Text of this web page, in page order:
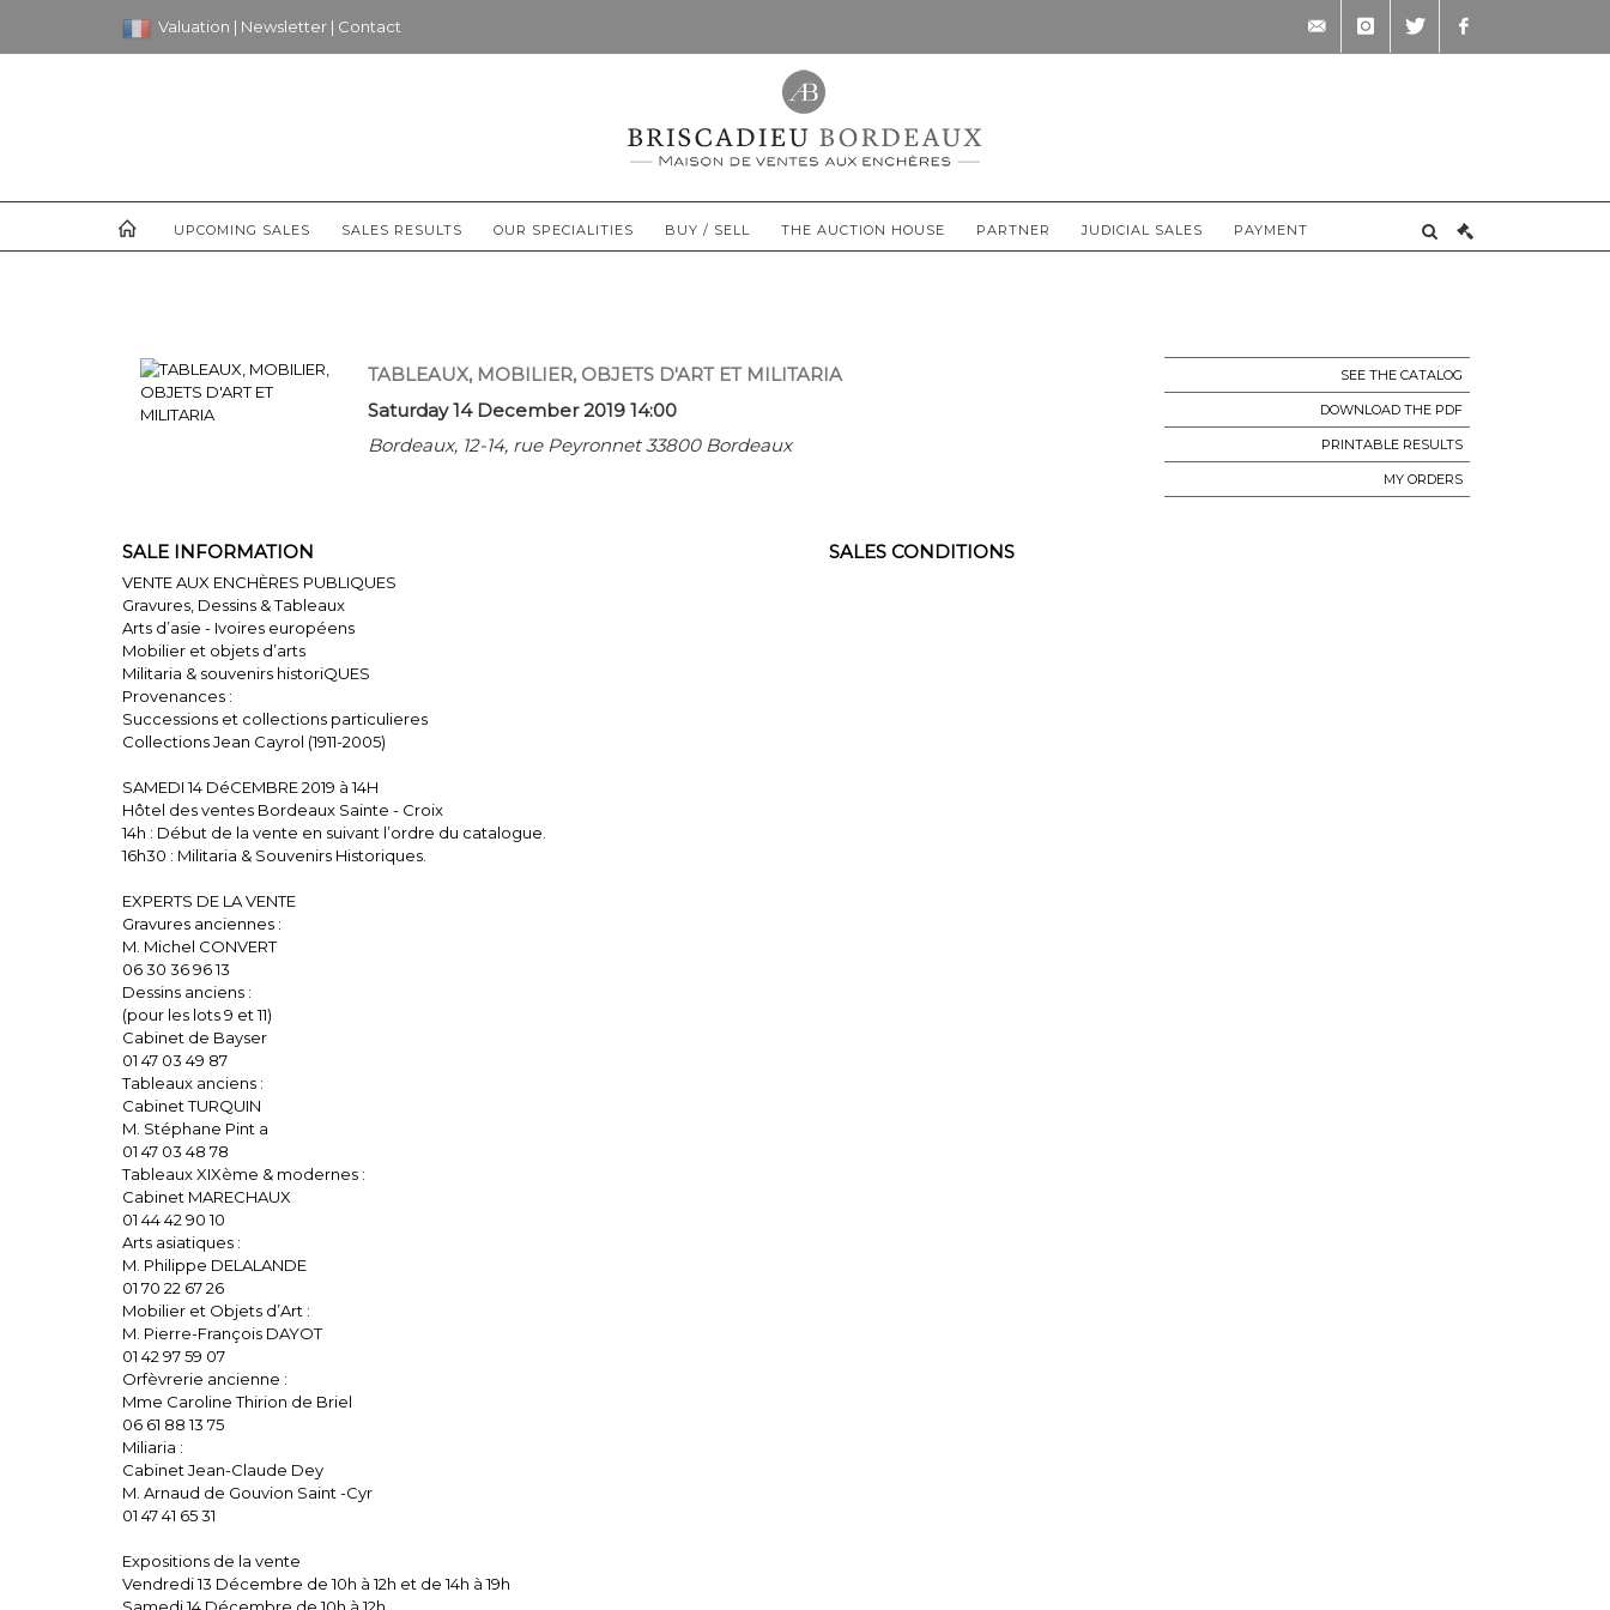
Valuation | Newsletter | Contact
UPCOMING SALES SALES RESULTS OUR SPECIALITIES BUY / SELL THE AUCTION HOUSE PARTNER JUDICIAL SALES PAYMENT
TABLEAUX, MOBILIER, OBJETS D'ART ET MILITARIA
Saturday 14 December 2019 14:00
Bordeaux, 12-14, rue Peyronnet 33800 Bordeaux
SEE THE CATALOG
DOWNLOAD THE PDF
PRINTABLE RESULTS
MY ORDERS
SALE INFORMATION
VENTE AUX ENCHÈRES PUBLIQUES
Gravures, Dessins & Tableaux
Arts d’asie - Ivoires européens
Mobilier et objets d’arts
Militaria & souvenirs historiQUES
Provenances :
Successions et collections particulieres
Collections Jean Cayrol (1911-2005)
SAMEDI 14 DéCEMBRE 2019 à 14H
Hôtel des ventes Bordeaux Sainte - Croix
14h : Début de la vente en suivant l’ordre du catalogue.
16h30 : Militaria & Souvenirs Historiques.
EXPERTS DE LA VENTE
Gravures anciennes :
M. Michel CONVERT
06 30 36 96 13
Dessins anciens :
(pour les lots 9 et 11)
Cabinet de Bayser
01 47 03 49 87
Tableaux anciens :
Cabinet TURQUIN
M. Stéphane Pint a
01 47 03 48 78
Tableaux XIXème & modernes :
Cabinet MARECHAUX
01 44 42 90 10
Arts asiatiques :
M. Philippe DELALANDE
01 70 22 67 26
Mobilier et Objets d’Art :
M. Pierre-François DAYOT
01 42 97 59 07
Orfèvrerie ancienne :
Mme Caroline Thirion de Briel
06 61 88 13 75
Miliaria :
Cabinet Jean-Claude Dey
M. Arnaud de Gouvion Saint -Cyr
01 47 41 65 31
Expositions de la vente
Vendredi 13 Décembre de 10h à 12h et de 14h à 19h
Samedi 14 Décembre de 10h à 12h
SALES CONDITIONS